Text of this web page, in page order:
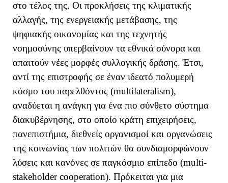
στο τέλος της. Οι προκλήσεις της κλιματικής
αλλαγής, της ενεργειακής μετάβασης, της
ψηφιακής οικονομίας και της τεχνητής
νοημοσύνης υπερβαίνουν τα εθνικά σύνορα και
απαιτούν νέες μορφές συλλογικής δράσης. Έτσι,
αντί της επιστροφής σε έναν ιδεατό πολυμερή
κόσμο του παρελθόντος (multilateralism),
αναδύεται η ανάγκη για ένα πιο σύνθετο σύστημα
διακυβέρνησης, στο οποίο κράτη επιχειρήσεις,
πανεπιστήμια, διεθνείς οργανισμοί και οργανώσεις
της κοινωνίας των πολιτών θα συνδιαμορφώνουν
λύσεις και κανόνες σε παγκόσμιο επίπεδο (multi-
stakeholder cooperation). Πρόκειται για μια